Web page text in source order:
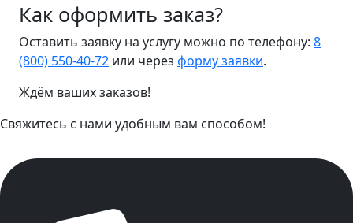
Как оформить заказ?
Оставить заявку на услугу можно по телефону: 8
(800) 550-40-72 или через форму заявки.
Ждём ваших заказов!
Свяжитесь с нами удобным вам способом!